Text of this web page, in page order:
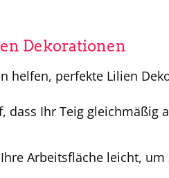
Dekorationen
helfen, perfekte Lilien
dass Ihr Teig
Arbeitsfläche leicht,